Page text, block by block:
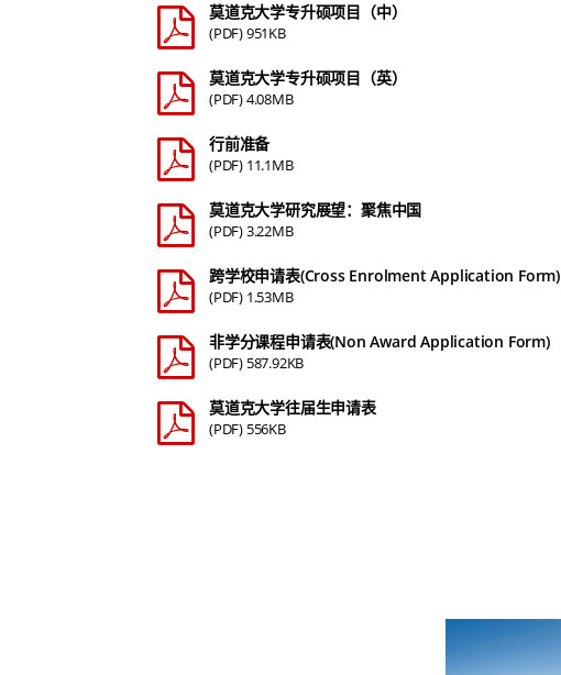
莫道克大学专升硕项目（中）
(PDF) 951KB
莫道克大学专升硕项目（英）
(PDF) 4.08MB
行前准备
(PDF) 11.1MB
莫道克大学研究展望：聚焦中国
(PDF) 3.22MB
跨学校申请表(Cross Enrolment Application Form)
(PDF) 1.53MB
非学分课程申请表(Non Award Application Form)
(PDF) 587.92KB
莫道克大学往届生申请表
(PDF) 556KB